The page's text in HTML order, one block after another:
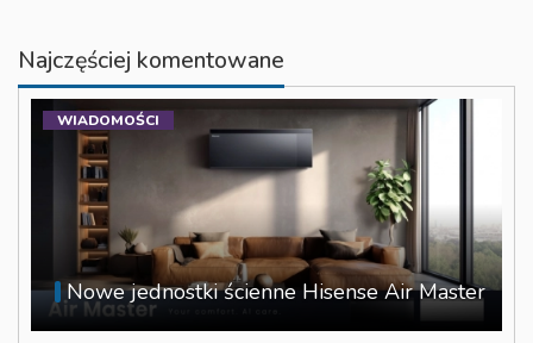
Najczęściej komentowane
Nowe jednostki ścienne Hisense Air Master
WIADOMOŚCI